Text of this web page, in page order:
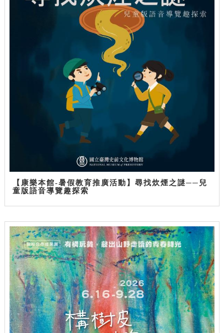
【康樂本館-暑假教育推廣活動】尋找炊煙之謎──兒
童版語音導覽趣探索